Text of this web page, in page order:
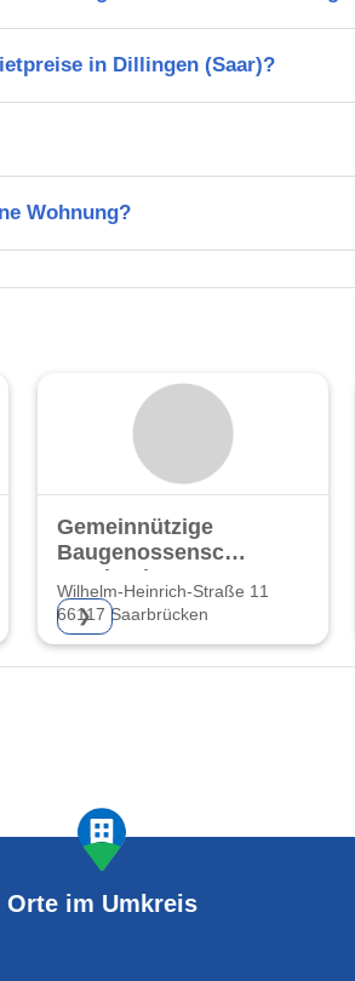
in Dillingen (Saar)?
Wohnung?
Gemeinnützige
Baugenossenschaft
Saarland eG
Wilhelm-Heinrich-Straße 11
66117 Saarbrücken
❯
Orte im Umkreis